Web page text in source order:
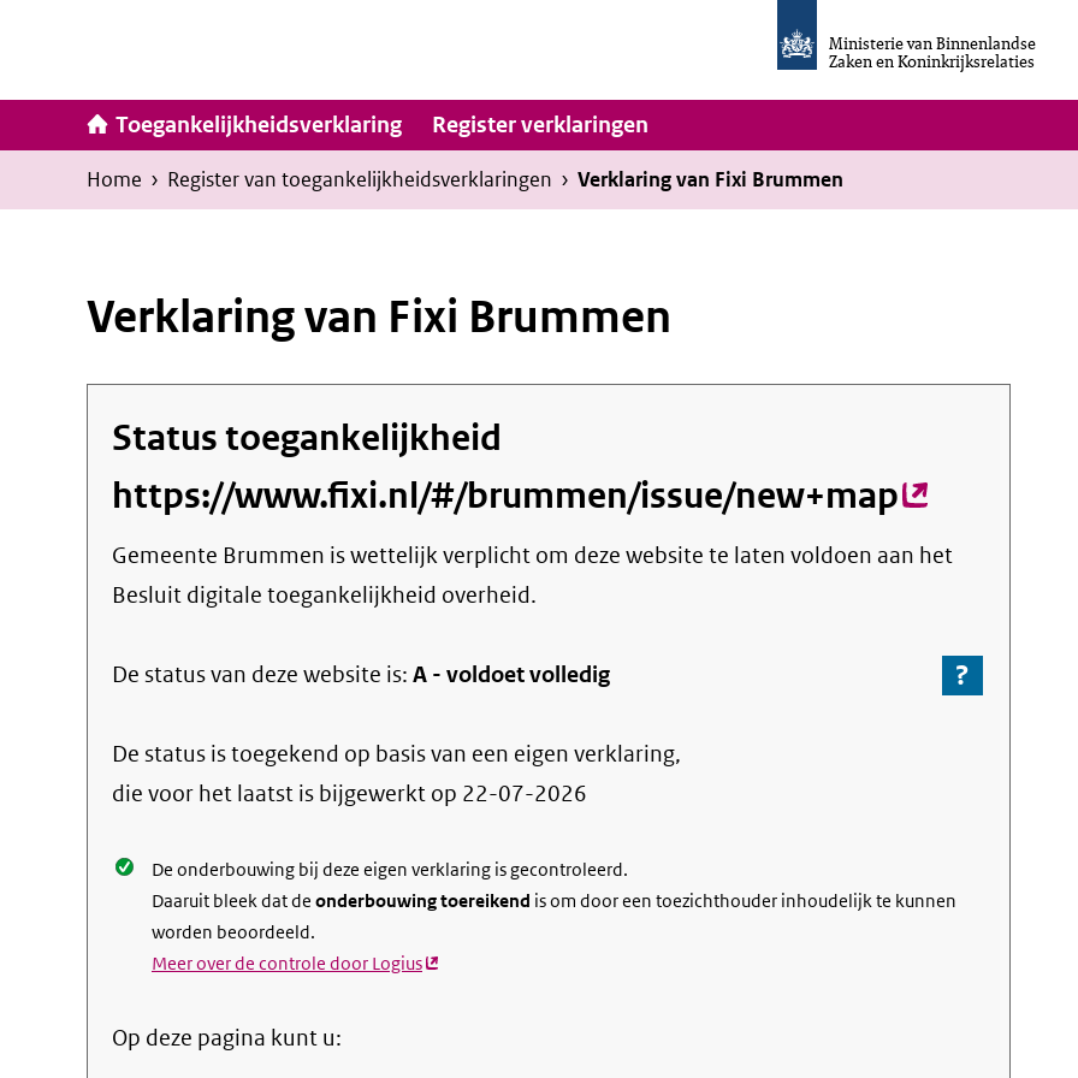
inhoud
Ministerie van Binnenlandse
Zaken en Koninkrijksrelaties
van
Invulassistent
Toegankelijkheidsverklaring
Toegankelijkheidsverklaring Hoofdnavigatie
Register verklaringen
Kruimelpad
U
bevindt
Home › Register van toegankelijkheids­verklaringen › Verklaring van Fixi Brummen
Verklaring van Fixi Brummen
Status toegankelijkheid
https://www.fixi.nl/#/brummen/issue/new+map(externe
link)
Gemeente Brummen is wettelijk verplicht om deze website te laten voldoen aan het
Besluit digitale toegankelijkheid overheid.
De status van deze website is: A - voldoet volledig ?
Ga
De status is toegekend op basis van een eigen verklaring,
die voor het laatst is bijgewerkt op 22-07-2026
De onderbouwing bij deze eigen verklaring is gecontroleerd.
Daaruit bleek dat de onderbouwing toereikend is om door een toezichthouder inhoudelijk te kunnen
worden beoordeeld.
Meer over de controle door Logius(externe
Op deze pagina kunt u: